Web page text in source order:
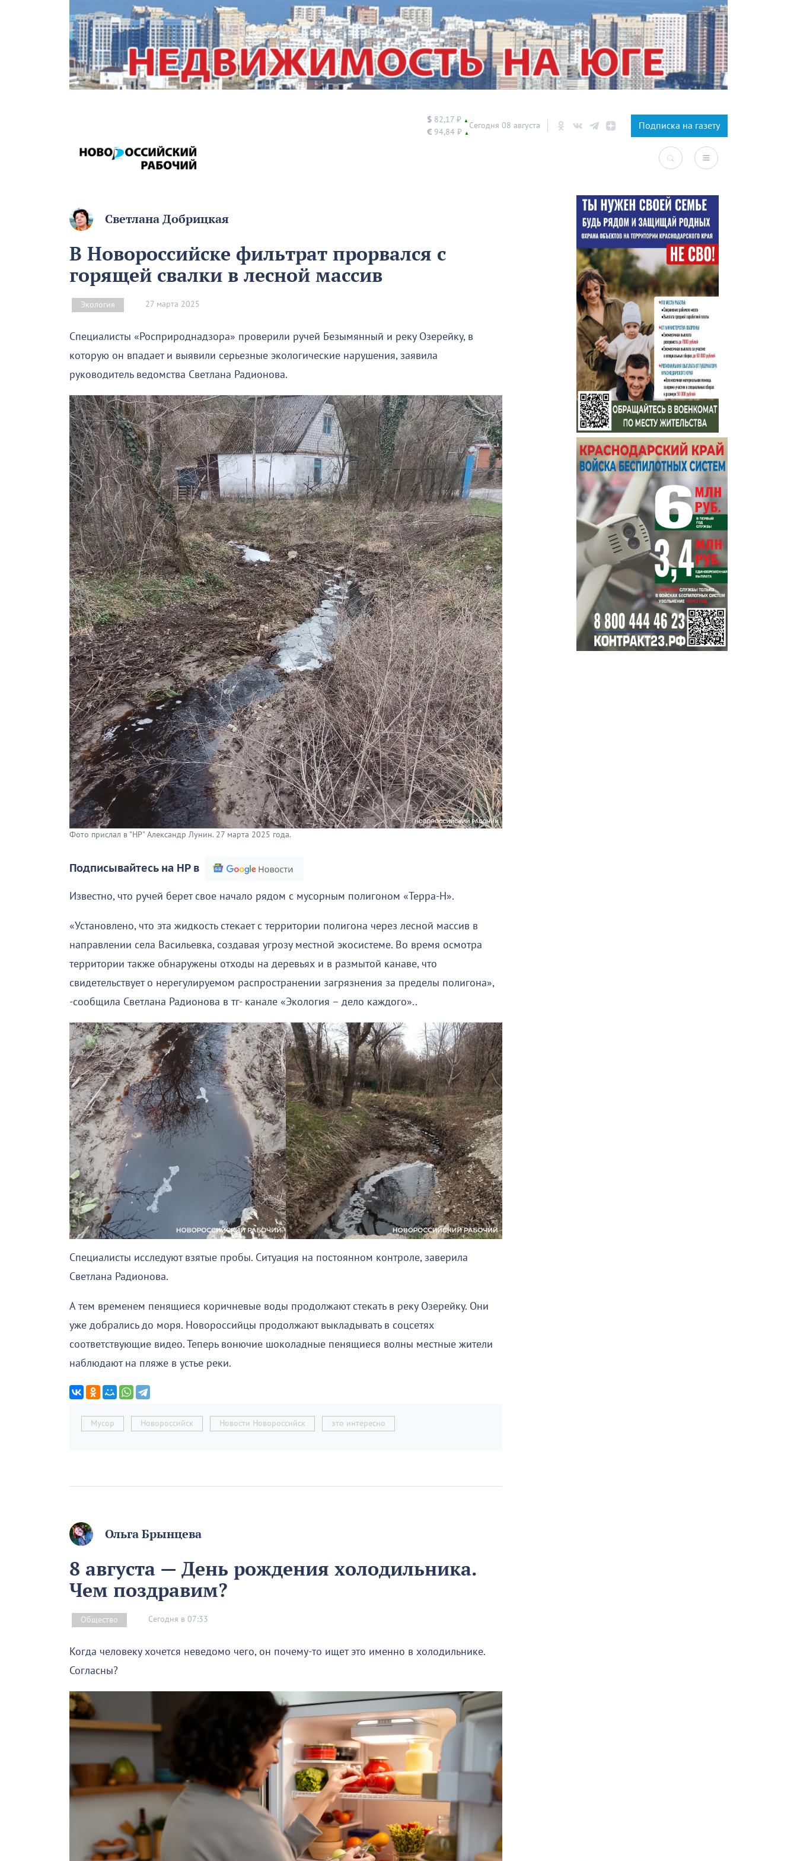
$ 82,17 ₽ ▲
€ 94,84 ₽ ▲
Сегодня 08 августа Подписка на газету
Светлана Добрицкая
В Новороссийске фильтрат прорвался с
горящей свалки в лесной массив
Экология 27 марта 2025
Специалисты «Росприроднадзора» проверили ручей Безымянный и реку Озерейку, в
которую он впадает и выявили серьезные экологические нарушения, заявила
руководитель ведомства Светлана Радионова.
Фото прислал в "НР" Александр Лунин. 27 марта 2025 года.
Подписывайтесь на НР в
Известно, что ручей берет свое начало рядом с мусорным полигоном «Терра-Н».
«Установлено, что эта жидкость стекает с территории полигона через лесной массив в
направлении села Васильевка, создавая угрозу местной экосистеме. Во время осмотра
территории также обнаружены отходы на деревьях и в размытой канаве, что
свидетельствует о нерегулируемом распространении загрязнения за пределы полигона»,
-сообщила Светлана Радионова в тг- канале «Экология – дело каждого»..
Специалисты исследуют взятые пробы. Ситуация на постоянном контроле, заверила
Светлана Радионова.
А тем временем пенящиеся коричневые воды продолжают стекать в реку Озерейку. Они
уже добрались до моря. Новороссийцы продолжают выкладывать в соцсетях
соответствующие видео. Теперь вонючие шоколадные пенящиеся волны местные жители
наблюдают на пляже в устье реки.
Мусор Новороссийск Новости Новороссийск это интересно
Ольга Брынцева
8 августа — День рождения холодильника.
Чем поздравим?
Общество Сегодня в 07:33
Когда человеку хочется неведомо чего, он почему-то ищет это именно в холодильнике.
Согласны?